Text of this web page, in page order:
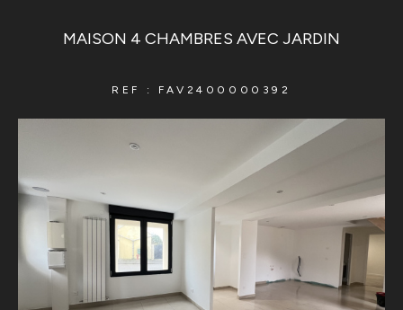
MAISON 4 CHAMBRES AVEC JARDIN
REF : FAV2400000392